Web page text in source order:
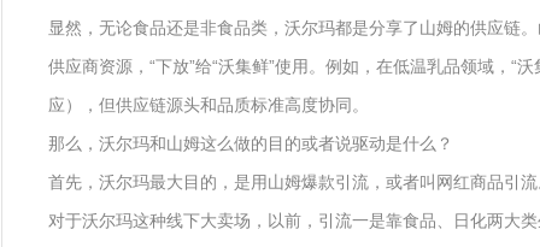
显然，无论食品还是非食品类，沃尔玛都是分享了山姆的供应链
供应商资源，“下放”给“沃集鲜”使用。例如，在低温乳品领域，
应），但供应链源头和品质标准高度协同。
那么，沃尔玛和山姆这么做的目的或者说驱动是什么？
首先，沃尔玛最大目的，是用山姆爆款引流，或者叫网红商品引
对于沃尔玛这种线下大卖场，以前，引流一是靠食品、日化两大